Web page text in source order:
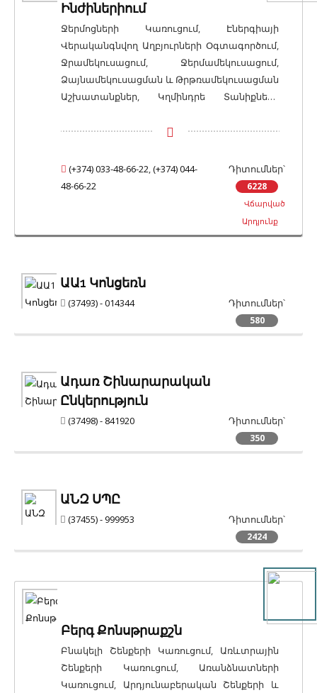
Ինժիներիում
Ջերմոցների Կառուցում, Էներգիայի
Վերականգնվող Աղբյուրների Օգտագործում,
Ջրամեկուսացում, Ջերմամեկուսացում,
Ձայնամեկուսացման և Թրթռամեկուսացման
Աշխատանքներ, Կղմինդրե Տանիքների
Հատակների Տեղադրում, Կեղծ /
Մանրահատակի և Փայտե Հատակների
Տեղադրում, Բնական Քարե Հատակների
Կառուցում, Ինքնահարթեցվող / Լցնովի /
Հեղուկ Հատակների Կառուցում,
Հատակների Հարթեցում (Ցեմենտ-
Դիտումներ՝
6228
Վճարված
Արդյունք
(+374) 033-48-66-22,(+374) 044-
48-66-22
ԱԱ1 Կոնցեռն
Դիտումներ՝
580
(37493) - 014344
Ադառ Շինարարական
Ընկերություն
Դիտումներ՝
350
(37498) - 841920
ԱՆԶ ՍՊԸ
Դիտումներ՝
2424
(37455) - 999953
Բերգ Քոնսթրաքշն
Բնակելի Շենքերի Կառուցում, Առևտրային
Շենքերի Կառուցում, Առանձնատների
Կառուցում, Արդյունաբերական Շենքերի և